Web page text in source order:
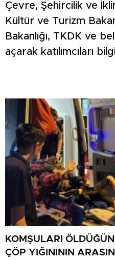
Çevre, Şehircilik ve
Kültür ve Turizm
Bakanlığı, TKDK ve
açarak katılımcıları
KOMŞULARI
ÇÖP YIĞINININ